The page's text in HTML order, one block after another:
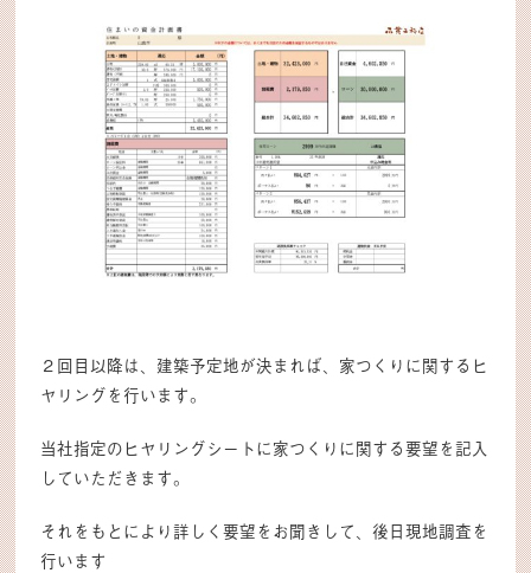
２回目以降は、建築予定地が決まれば、家つくりに関するヒ
ヤリングを行います。
当社指定のヒヤリングシートに家つくりに関する要望を記入
していただきます。
それをもとにより詳しく要望をお聞きして、後日現地調査を
行います